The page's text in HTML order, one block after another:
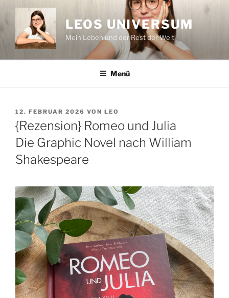
Zum
springen
LEOS UNIVERSUM
Mein Leben und der Rest der Welt
Menü
VERÖFFENTLICHT
AM
12. FEBRUAR 2026 VON LEO
{Rezension} Romeo und Julia
Die Graphic Novel nach William
Shakespeare